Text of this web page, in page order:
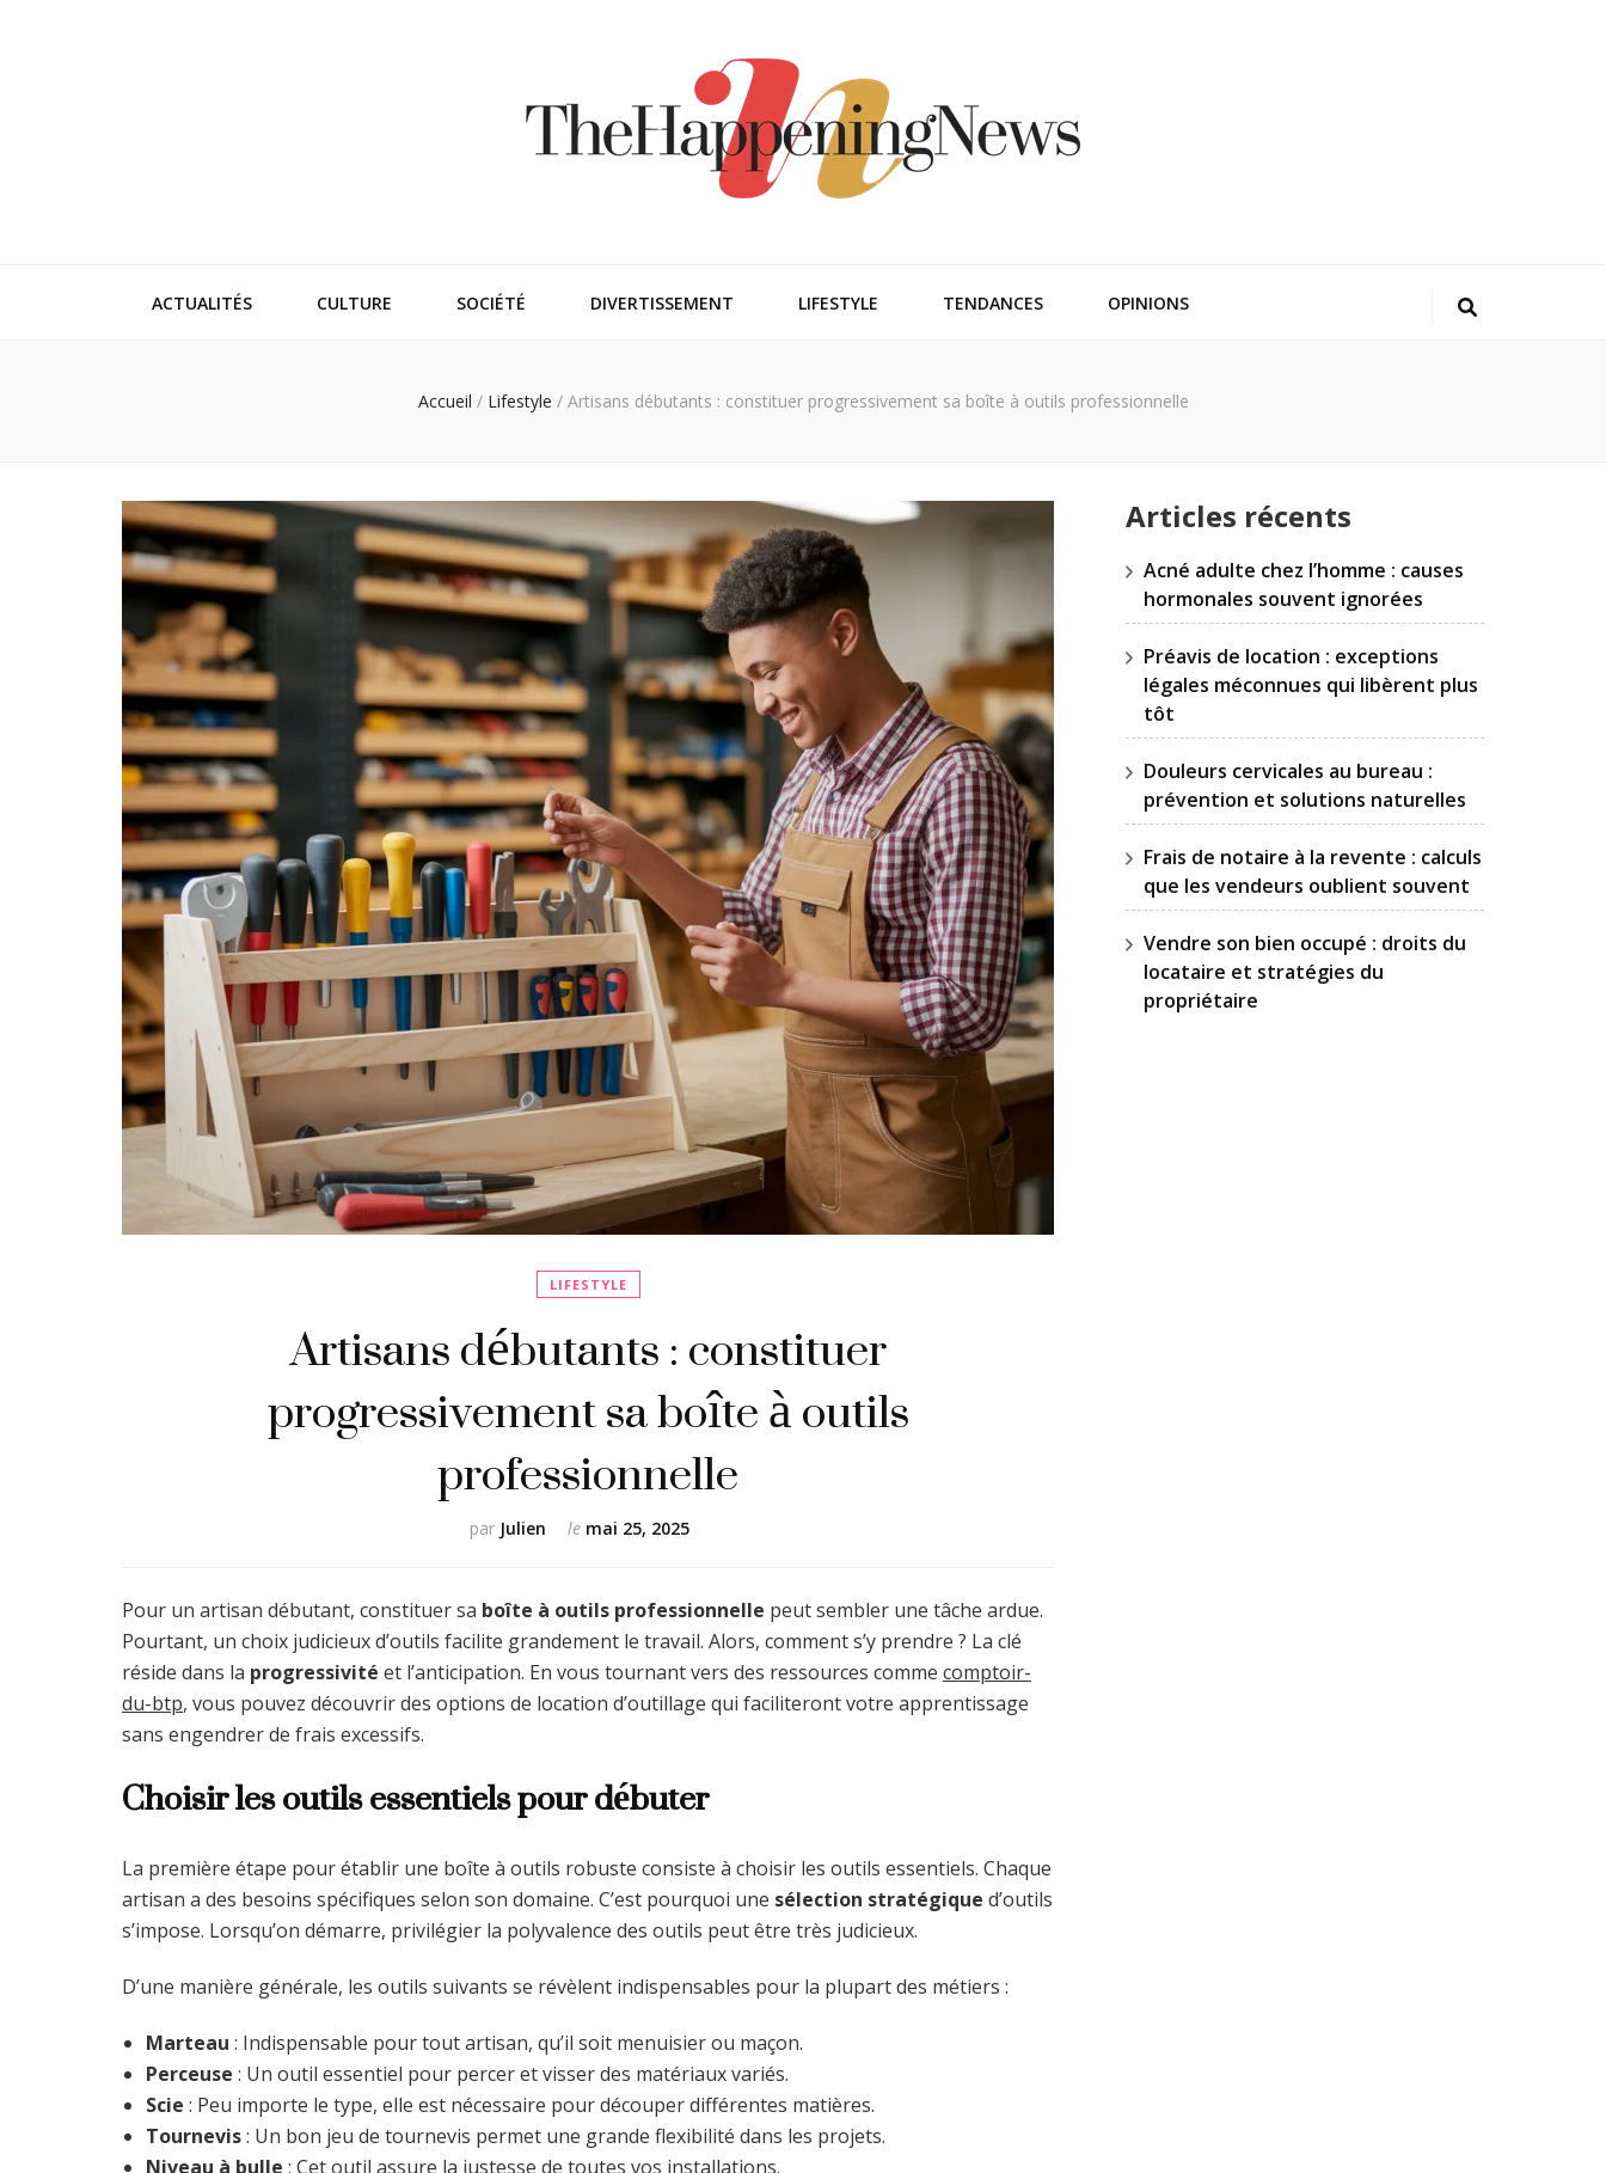
ACTUALITÉS CULTURE SOCIÉTÉ DIVERTISSEMENT LIFESTYLE TENDANCES OPINIONS
Accueil / Lifestyle / Artisans débutants : constituer progressivement sa boîte à outils professionnelle
LIFESTYLE
Artisans débutants : constituer
progressivement sa boîte à outils
professionnelle
par Julien le mai 25, 2025
Pour un artisan débutant, constituer sa boîte à outils professionnelle peut sembler une tâche ardue.
Pourtant, un choix judicieux d’outils facilite grandement le travail. Alors, comment s’y prendre ? La clé
réside dans la progressivité et l’anticipation. En vous tournant vers des ressources comme comptoir-
du-btp, vous pouvez découvrir des options de location d’outillage qui faciliteront votre apprentissage
sans engendrer de frais excessifs.
Choisir les outils essentiels pour débuter
La première étape pour établir une boîte à outils robuste consiste à choisir les outils essentiels. Chaque
artisan a des besoins spécifiques selon son domaine. C’est pourquoi une sélection stratégique d’outils
s’impose. Lorsqu’on démarre, privilégier la polyvalence des outils peut être très judicieux.
D’une manière générale, les outils suivants se révèlent indispensables pour la plupart des métiers :
Marteau : Indispensable pour tout artisan, qu’il soit menuisier ou maçon.
Perceuse : Un outil essentiel pour percer et visser des matériaux variés.
Scie : Peu importe le type, elle est nécessaire pour découper différentes matières.
Tournevis: Un bon jeu de tournevis permet une grande flexibilité dans les projets.
Niveau à bulle : Cet outil assure la justesse de toutes vos installations.
Articles récents
Acné adulte chez l’homme : causes
hormonales souvent ignorées
Préavis de location : exceptions
légales méconnues qui libèrent plus
tôt
Douleurs cervicales au bureau :
prévention et solutions naturelles
Frais de notaire à la revente : calculs
que les vendeurs oublient souvent
Vendre son bien occupé : droits du
locataire et stratégies du
propriétaire